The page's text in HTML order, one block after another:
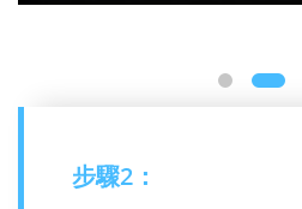
步驟2：